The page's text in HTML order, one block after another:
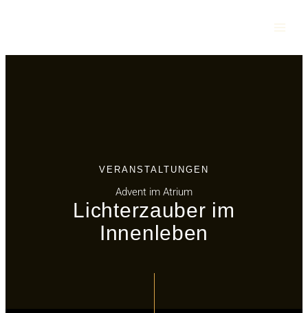
VERANSTALTUNGEN
Advent im Atrium
Lichterzauber im
Innenleben